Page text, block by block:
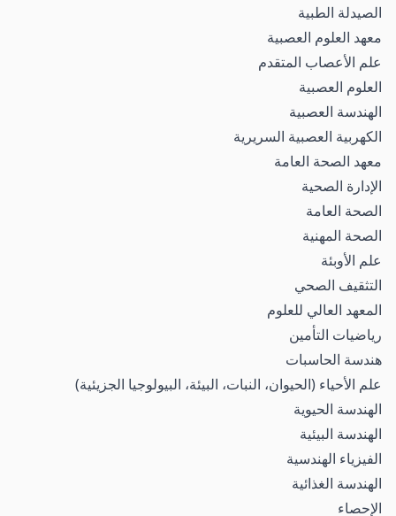
الصيدلة الطبية
معهد العلوم العصبية
علم الأعصاب المتقدم
العلوم العصبية
الهندسة العصبية
الكهربية العصبية السريرية
معهد الصحة العامة
الإدارة الصحية
الصحة العامة
الصحة المهنية
علم الأوبئة
التثقيف الصحي
المعهد العالي للعلوم
رياضيات التأمين
هندسة الحاسبات
علم الأحياء (الحيوان، النبات، البيئة، البيولوجيا الجزيئية)
الهندسة الحيوية
الهندسة البيئية
الفيزياء الهندسية
الهندسة الغذائية
الإحصاء